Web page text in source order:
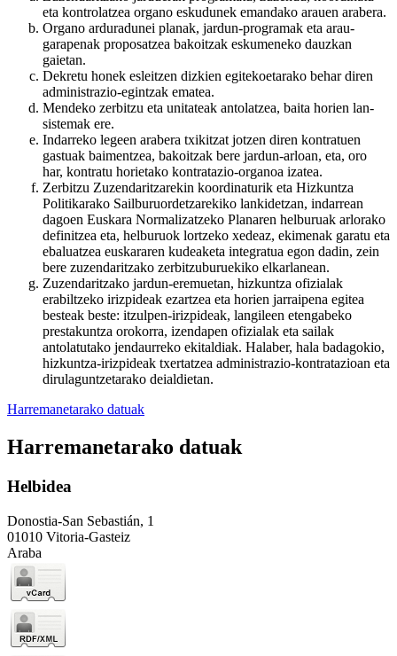
eta kontrolatzea organo eskudunek emandako arauen arabera.
Organo arduradunei planak, jardun-programak eta arau-
garapenak proposatzea bakoitzak eskumeneko dauzkan
gaietan.
Dekretu honek esleitzen dizkien egitekoetarako behar diren
administrazio-egintzak ematea.
Mendeko zerbitzu eta unitateak antolatzea, baita horien lan-
sistemak ere.
Indarreko legeen arabera txikitzat jotzen diren kontratuen
gastuak baimentzea, bakoitzak bere jardun-arloan, eta, oro
har, kontratu horietako kontratazio-organoa izatea.
Zerbitzu Zuzendaritzarekin koordinaturik eta Hizkuntza
Politikarako Sailburuordetzarekiko lankidetzan, indarrean
dagoen Euskara Normalizatzeko Planaren helburuak arlorako
definitzea eta, helburuok lortzeko xedeaz, ekimenak garatu eta
ebaluatzea euskararen kudeaketa integratua egon dadin, zein
bere zuzendaritzako zerbitzuburuekiko elkarlanean.
Zuzendaritzako jardun-eremuetan, hizkuntza ofizialak
erabiltzeko irizpideak ezartzea eta horien jarraipena egitea
besteak beste: itzulpen-irizpideak, langileen etengabeko
prestakuntza orokorra, izendapen ofizialak eta sailak
antolatutako jendaurreko ekitaldiak. Halaber, hala badagokio,
hizkuntza-irizpideak txertatzea administrazio-kontratazioan eta
dirulaguntzetarako deialdietan.
Harremanetarako datuak
Harremanetarako datuak
Helbidea
Donostia-San Sebastián, 1
01010 Vitoria-Gasteiz
Araba